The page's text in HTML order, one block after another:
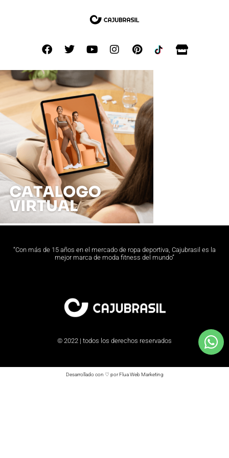
“Con más de 15 años en el mercado de ropa deportiva, Cajubrasil es la
mejor marca de moda fitness del mundo”
© 2022 | todos los derechos reservados
Desarrollado con ♡ por Flua Web Marketing